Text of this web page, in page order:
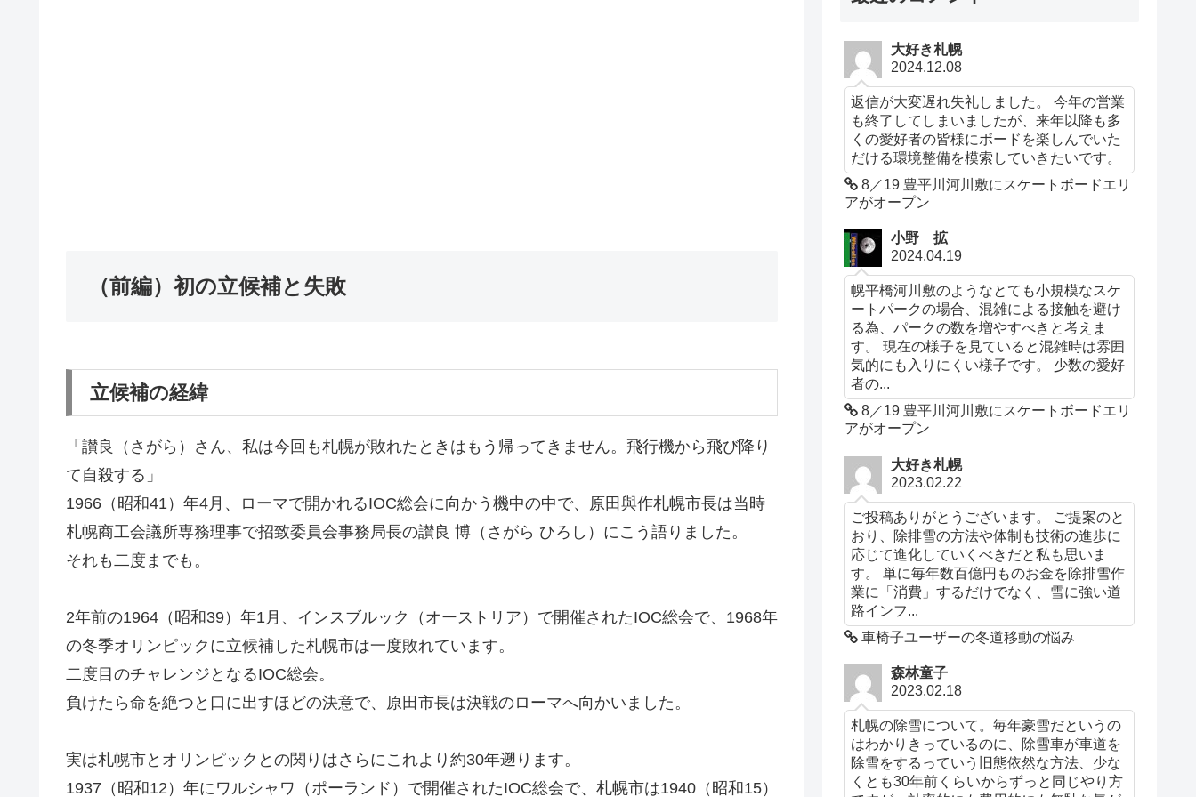
（前編）初の立候補と失敗
立候補の経緯
「讃良（さがら）さん、私は今回も札幌が敗れたときはもう帰ってきません。飛行機から飛び降り
て自殺する」
1966（昭和41）年4月、ローマで開かれるIOC総会に向かう機中の中で、原田與作札幌市長は当時
札幌商工会議所専務理事で招致委員会事務局長の讃良 博（さがら ひろし）にこう語りました。
それも二度までも。
2年前の1964（昭和39）年1月、インスブルック（オーストリア）で開催されたIOC総会で、1968年
の冬季オリンピックに立候補した札幌市は一度敗れています。
二度目のチャレンジとなるIOC総会。
負けたら命を絶つと口に出すほどの決意で、原田市長は決戦のローマへ向かいました。
実は札幌市とオリンピックとの関りはさらにこれより約30年遡ります。
1937（昭和12）年にワルシャワ（ポーランド）で開催されたIOC総会で、札幌市は1940（昭和15）
大好き札幌
2024.12.08
返信が大変遅れ失礼しました。 今年の営業
も終了してしまいましたが、来年以降も多
くの愛好者の皆様にボードを楽しんでいた
だける環境整備を模索していきたいです。
8／19 豊平川河川敷にスケートボードエリ
アがオープン
小野 拡
2024.04.19
幌平橋河川敷のようなとても小規模なスケ
ートパークの場合、混雑による接触を避け
る為、パークの数を増やすべきと考えま
す。 現在の様子を見ていると混雑時は雰囲
気的にも入りにくい様子です。 少数の愛好
者の...
8／19 豊平川河川敷にスケートボードエリ
アがオープン
大好き札幌
2023.02.22
ご投稿ありがとうございます。 ご提案のと
おり、除排雪の方法や体制も技術の進歩に
応じて進化していくべきだと私も思いま
す。 単に毎年数百億円ものお金を除排雪作
業に「消費」するだけでなく、雪に強い道
路インフ...
車椅子ユーザーの冬道移動の悩み
森林童子
2023.02.18
札幌の除雪について。毎年豪雪だというの
はわかりきっているのに、除雪車が車道を
除雪をするっていう旧態依然な方法、少な
くとも30年前くらいからずっと同じやり方